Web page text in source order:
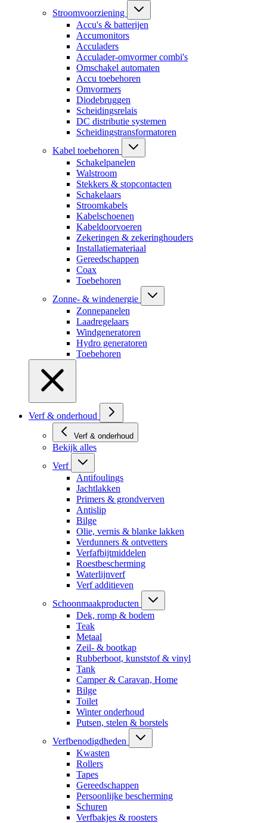
Stroomvoorziening
Accu's & batterijen
Accumonitors
Acculaders
Acculader-omvormer combi's
Omschakel automaten
Accu toebehoren
Omvormers
Diodebruggen
Scheidingsrelais
DC distributie systemen
Scheidingstransformatoren
Kabel toebehoren
Schakelpanelen
Walstroom
Stekkers & stopcontacten
Schakelaars
Stroomkabels
Kabelschoenen
Kabeldoorvoeren
Zekeringen & zekeringhouders
Installatiemateriaal
Gereedschappen
Coax
Toebehoren
Zonne- & windenergie
Zonnepanelen
Laadregelaars
Windgeneratoren
Hydro generatoren
Toebehoren
Verf & onderhoud
Verf & onderhoud
Bekijk alles
Verf
Antifoulings
Jachtlakken
Primers & grondverven
Antislip
Bilge
Olie, vernis & blanke lakken
Verdunners & ontvetters
Verfafbijtmiddelen
Roestbescherming
Waterlijnverf
Verf additieven
Schoonmaakproducten
Dek, romp & bodem
Teak
Metaal
Zeil- & bootkap
Rubberboot, kunststof & vinyl
Tank
Camper & Caravan, Home
Bilge
Toilet
Winter onderhoud
Putsen, stelen & borstels
Verfbenodigdheden
Kwasten
Rollers
Tapes
Gereedschappen
Persoonlijke bescherming
Schuren
Verfbakjes & roosters